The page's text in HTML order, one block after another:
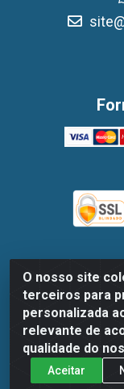
O nosso site
terceiros para
personalizada
relevante de
qualidade do
Aceitar
Dispan
Marechal
Recife/PE -